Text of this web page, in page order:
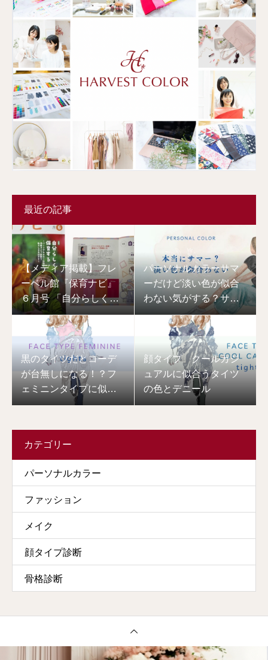
最近の記事
【メディア掲載】フレ
ーベル館『保育ナビ』
６月号 「自分らしく保
育する」〜パーソナル
カラー診断と骨格診断
で私らしさを活かす〜
監修いたしました
パーソナルカラーサマ
ーだけど淡い色が似合
わない気がする？サマ
ー×アクティブキュート
×ストレート トータル
診断解説
黒のタイツだとコーデ
が台無しになる！？フ
ェミニンタイプに似合
うタイツ
顔タイプ クールカジ
ュアルに似合うタイツ
の色とデニール
カテゴリー
パーソナルカラー
ファッション
メイク
顔タイプ診断
骨格診断